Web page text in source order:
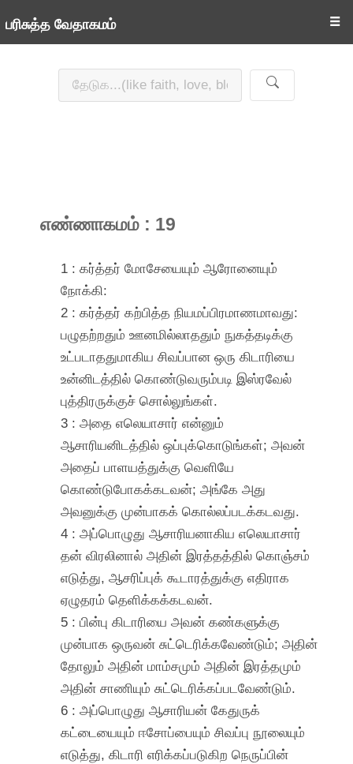
பரிசுத்த வேதாகமம் ☰
எண்ணாகமம் : 19
1 : கர்த்தர் மோசேயையும் ஆரோனையும்
நோக்கி:
2 : கர்த்தர் கற்பித்த நியமப்பிரமாணமாவது:
பழுதற்றதும் ஊனமில்லாததும் நுகத்தடிக்கு
உட்படாததுமாகிய சிவப்பான ஒரு கிடாரியை
உன்னிடத்தில் கொண்டுவரும்படி இஸ்ரவேல்
புத்திரருக்குச் சொல்லுங்கள்.
3 : அதை எலெயாசார் என்னும்
ஆசாரியனிடத்தில் ஒப்புக்கொடுங்கள்; அவன்
அதைப் பாளயத்துக்கு வெளியே
கொண்டுபோகக்கடவன்; அங்கே அது
அவனுக்கு முன்பாகக் கொல்லப்படக்கடவது.
4 : அப்பொழுது ஆசாரியனாகிய எலெயாசார்
தன் விரலினால் அதின் இரத்தத்தில் கொஞ்சம்
எடுத்து, ஆசரிப்புக் கூடாரத்துக்கு எதிராக
ஏழுதரம் தெளிக்கக்கடவன்.
5 : பின்பு கிடாரியை அவன் கண்களுக்கு
முன்பாக ஒருவன் சுட்டெரிக்கவேண்டும்; அதின்
தோலும் அதின் மாம்சமும் அதின் இரத்தமும்
அதின் சாணியும் சுட்டெரிக்கப்படவேண்டும்.
6 : அப்பொழுது ஆசாரியன் கேதுருக்
கட்டையையும் ஈசோப்பையும் சிவப்பு நூலையும்
எடுத்து, கிடாரி எரிக்கப்படுகிற நெருப்பின்